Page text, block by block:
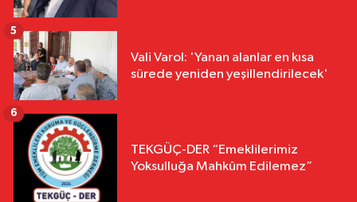
Vali Varol: 'Yanan alanlar en kısa
sürede yeniden yeşillendirilecek'
5
TEKGÜÇ-DER “Emeklilerimiz
Yoksulluğa Mahkûm Edilemez”
6